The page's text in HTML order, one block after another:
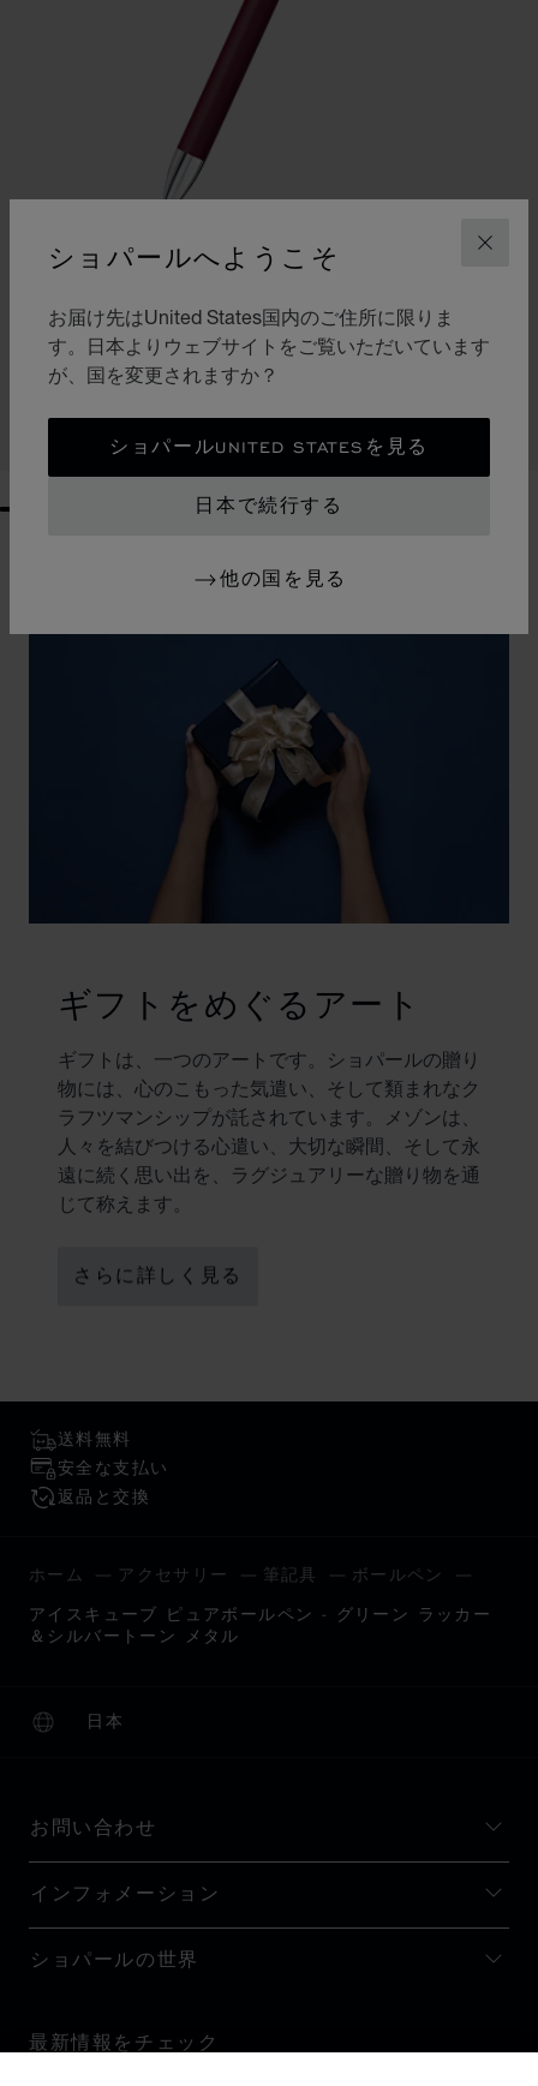
閉じる
ショパールへようこそ
お届け先はUnited States国内のご住所に限りま
す。日本よりウェブサイトをご覧いただいています
が、国を変更されますか？
ショパールUNITED STATESを見る
日本で続行する
他の国を見る
スライドに移動 1
スライドに移動 2
アイスキューブ ピュアボールペン
ボルドー ラッカー＆シルバートーン メタル
GO TO SLIDE 2
GO TO SLIDE 3
GO TO SLIDE 4
GO TO SLIDE 5
GO TO SLIDE 6
GO TO SLIDE 7
GO TO SLIDE 8
GO TO SLIDE 9
GO TO SLIDE 10
ギフトをめぐるアート
ギフトは、一つのアートです。ショパールの贈り
物には、心のこもった気遣い、そして類まれなク
ラフツマンシップが託されています。メゾンは、
人々を結びつける心遣い、大切な瞬間、そして永
遠に続く思い出を、ラグジュアリーな贈り物を通
じて称えます。
さらに詳しく見る
送料無料
安全な支払い
返品と交換
ホーム アクセサリー 筆記具 ボールペン
アイスキューブ ピュアボールペン - グリーン ラッカー
＆シルバートーン メタル
日本
ローカリゼーション (国の変更)
国の変更
お問い合わせ
インフォメーション
ショパールの世界
最新情報をチェック